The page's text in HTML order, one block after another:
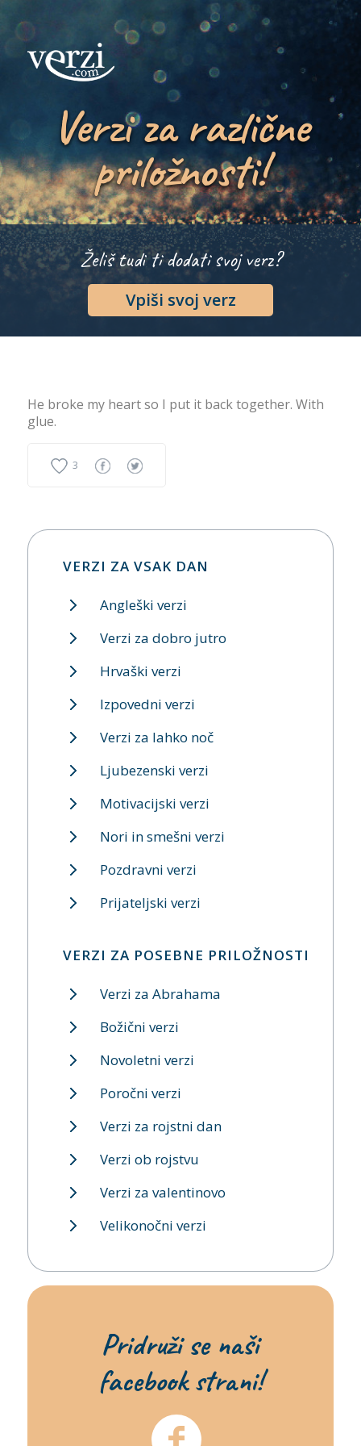
Verzi za različne
priložnosti!
Želiš tudi ti dodati svoj verz?
Vpiši svoj verz
He broke my heart so I put it back together. With
glue.
3
VERZI ZA VSAK DAN
Angleški verzi
Verzi za dobro jutro
Hrvaški verzi
Izpovedni verzi
Verzi za lahko noč
Ljubezenski verzi
Motivacijski verzi
Nori in smešni verzi
Pozdravni verzi
Prijateljski verzi
VERZI ZA POSEBNE PRILOŽNOSTI
Verzi za Abrahama
Božični verzi
Novoletni verzi
Poročni verzi
Verzi za rojstni dan
Verzi ob rojstvu
Verzi za valentinovo
Velikonočni verzi
Pridruži se naši
facebook strani!